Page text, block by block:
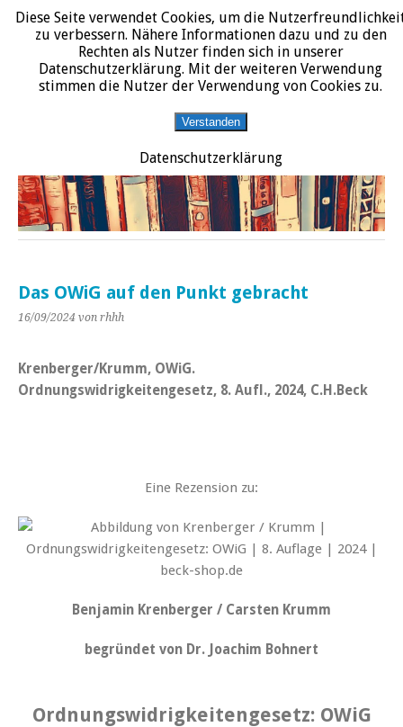
START DATENSCHUTZERKLÄRUNG IMPRESSUM ÜBER JURALIT
JURALIT
Rezensionen juristischer Literatur
Das OWiG auf den Punkt gebracht
16/09/2024 von rhhh
Krenberger/Krumm, OWiG.
Ordnungswidrigkeitengesetz, 8. Aufl., 2024, C.H.Beck
Eine Rezension zu:
Benjamin Krenberger / Carsten Krumm
begründet von Dr. Joachim Bohnert
Ordnungswidrigkeitengesetz: OWiG
Diese Seite verwendet Cookies, um die
zu verbessern. Nähere Informationen dazu und zu den
Rechten als Nutzer finden sich in unserer
Datenschutzerklärung. Mit der weiteren Verwendung
stimmen die Nutzer der Verwendung von Cookies zu.
Verstanden
Datenschutzerklärung